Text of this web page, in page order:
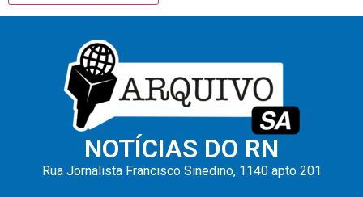
NOTÍCIAS DO RN
Rua Jornalista Francisco Sinedino, 1140 apto 201